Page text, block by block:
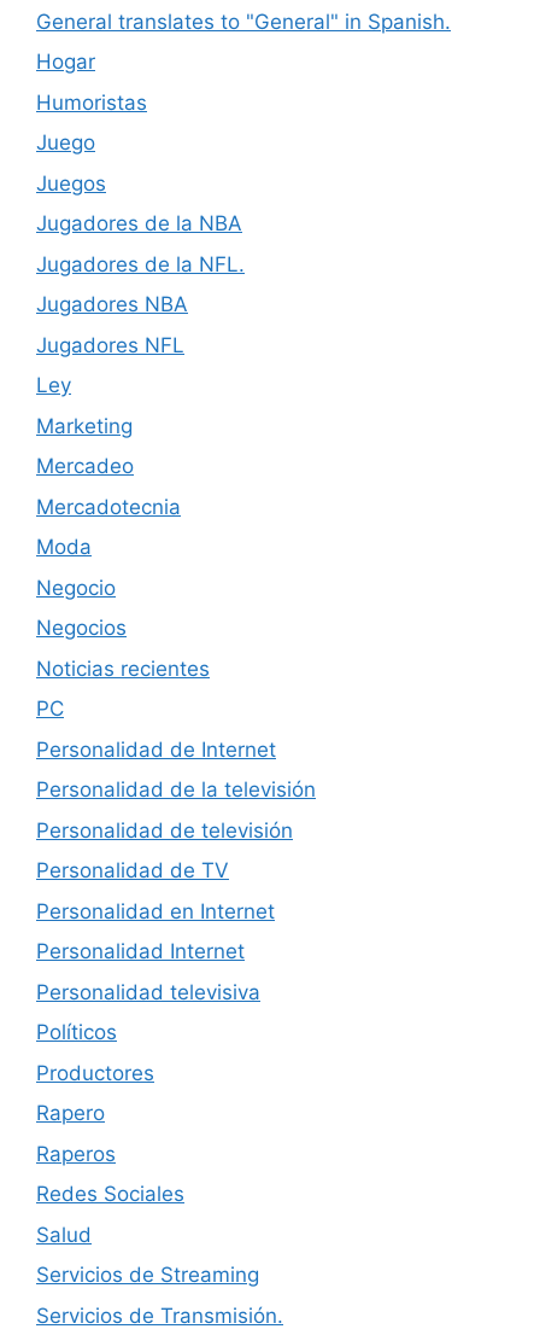
General translates to "General" in Spanish.
Hogar
Humoristas
Juego
Juegos
Jugadores de la NBA
Jugadores de la NFL.
Jugadores NBA
Jugadores NFL
Ley
Marketing
Mercadeo
Mercadotecnia
Moda
Negocio
Negocios
Noticias recientes
PC
Personalidad de Internet
Personalidad de la televisión
Personalidad de televisión
Personalidad de TV
Personalidad en Internet
Personalidad Internet
Personalidad televisiva
Políticos
Productores
Rapero
Raperos
Redes Sociales
Salud
Servicios de Streaming
Servicios de Transmisión.